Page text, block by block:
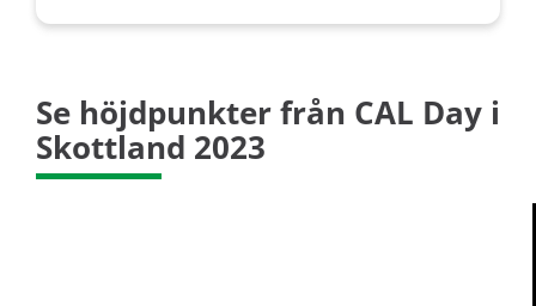
Se höjdpunkter från CAL Day i
Skottland 2023